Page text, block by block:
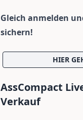
Gleich anmelden
sichern!
HIER
AssCompact
Verkauf